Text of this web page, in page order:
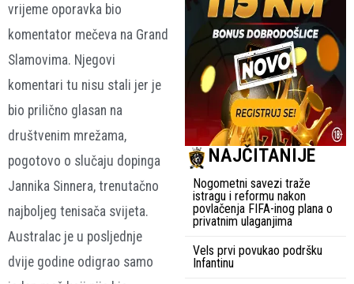
vrijeme oporavka bio
komentator mečeva na Grand
Slamovima. Njegovi
komentari tu nisu stali jer je
bio prilično glasan na
društvenim mrežama,
pogotovo o slučaju dopinga
Jannika Sinnera, trenutačno
najboljeg tenisača svijeta.
Australac je u posljednje
dvije godine odigrao samo
NAJČITANIJE
Nogometni savezi traže
istragu i reformu nakon
povlačenja FIFA-inog plana o
privatnim ulaganjima
Vels prvi povukao podršku
Infantinu